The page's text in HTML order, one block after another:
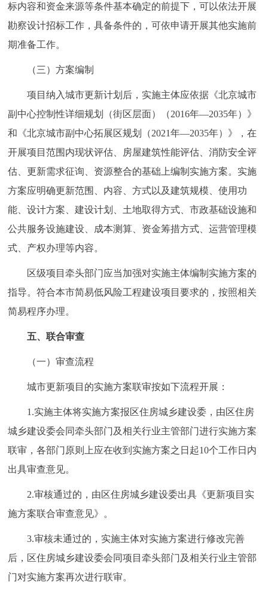
标内容和资金来源等条件基本确定的前提下，可以依法开展
勘察设计招标工作，具备条件的，可依申请开展其他实施前
期准备工作。
（三）方案编制
项目纳入城市更新计划后，实施主体应依据《北京城市
副中心控制性详细规划（街区层面）（2016年—2035年）》
和《北京城市副中心拓展区规划（2021年—2035年）》，在
开展项目范围内现状评估、房屋建筑性能评估、消防安全评
估、更新需求征询、资源整合的基础上编制实施方案。实施
方案应明确更新范围、内容、方式以及建筑规模、使用功
能、设计方案、建设计划、土地取得方式、市政基础设施和
公共服务设施建设、成本测算、资金筹措方式、运营管理模
式、产权办理等内容。
区级项目牵头部门应当加强对实施主体编制实施方案的
指导。符合本市简易低风险工程建设项目要求的，按照相关
简易程序办理。
五、联合审查
（一）审查流程
城市更新项目的实施方案联审按如下流程开展：
1.实施主体将实施方案报区住房城乡建设委，由区住房
城乡建设委会同牵头部门及相关行业主管部门进行实施方案
联审，各部门原则上应在收到实施方案之日起10个工作日内
出具审查意见。
2.审核通过的，由区住房城乡建设委出具《更新项目实
施方案联合审查意见》。
3.审核未通过的，实施主体对实施方案进行修改完善
后，区住房城乡建设委会同项目牵头部门及相关行业主管部
门对实施方案再次进行联审。